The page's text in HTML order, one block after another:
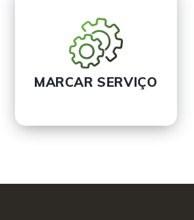
MARCAR SERVIÇO